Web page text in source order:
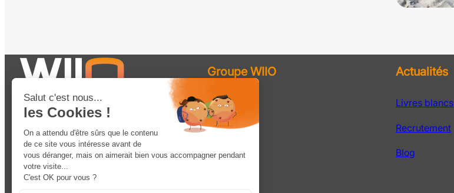
Groupe WIIO
Robotique
Solutions
Matériel
Actualités
Livres blancs
Recrutement
Blog